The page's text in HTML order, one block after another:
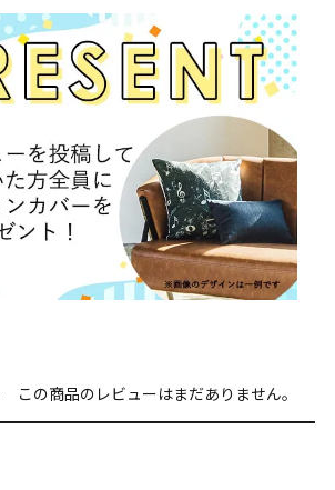
この商品のレビューはまだありません。